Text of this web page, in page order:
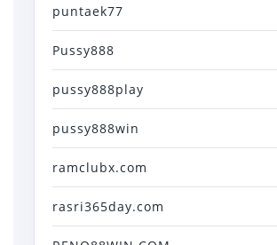
puntaek77
Pussy888
pussy888play
pussy888win
ramclubx.com
rasri365day.com